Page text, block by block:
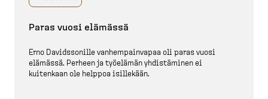
Paras vuosi elämässä
Erno Davids­sonille vanhem­painvapaa oli paras vuosi
elämässä. Perheen ja työelämän yhdistäminen ei
kuitenkaan ole helppoa isillekään.